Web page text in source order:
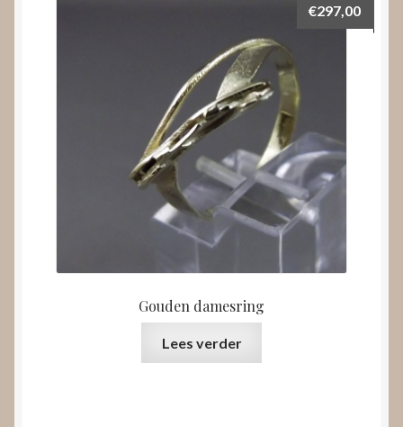
Gouden damesring
€297,00
Lees verder